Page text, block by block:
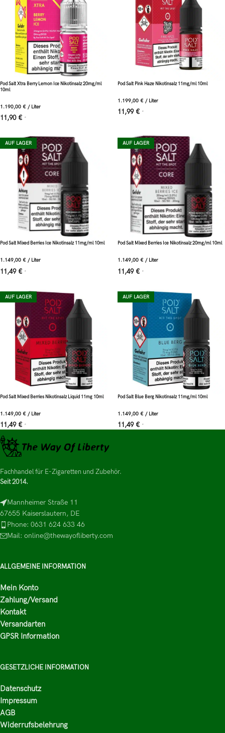
Pod Salt Xtra Berry Lemon Ice Nikotinsalz 20mg/ml
10ml
1.190,00 € / Liter
11,90 € *
Pod Salt Pink Haze Nikotinsalz 11mg/ml 10ml
1.199,00 € / Liter
11,99 € *
AUF LAGER
Pod Salt Mixed Berries Ice Nikotinsalz 11mg/ml 10ml
1.149,00 € / Liter
11,49 € *
AUF LAGER
Pod Salt Mixed Berries Ice Nikotinsalz 20mg/ml 10ml
1.149,00 € / Liter
11,49 € *
AUF LAGER
Pod Salt Mixed Berries Nikotinsalz Liquid 11mg 10ml
1.149,00 € / Liter
11,49 € *
AUF LAGER
Pod Salt Blue Berg Nikotinsalz 11mg/ml 10ml
1.149,00 € / Liter
11,49 € *
Fachhandel für E-Zigaretten und Zubehör.
Seit 2014.
Mannheimer Straße 11
67655 Kaiserslautern, DE
Phone: 0631 624 633 46
Mail: online@thewayofliberty.com
ALLGEMEINE INFORMATION
Mein Konto
Zahlung/Versand
Kontakt
Versandarten
GPSR Information
GESETZLICHE INFORMATION
Datenschutz
Impressum
AGB
Widerrufsbelehrung